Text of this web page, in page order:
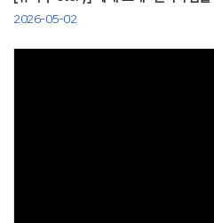
2026-05-02